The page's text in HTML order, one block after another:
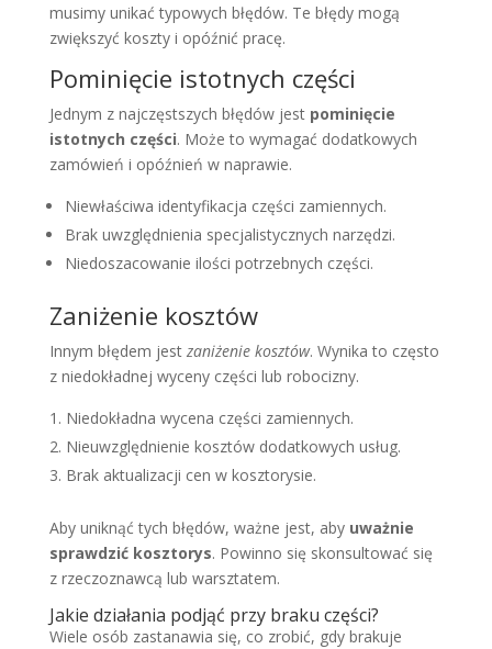
musimy unikać typowych błędów. Te błędy mogą
zwiększyć koszty i opóźnić pracę.
Pominięcie istotnych części
Jednym z najczęstszych błędów jest pominięcie
istotnych części. Może to wymagać dodatkowych
zamówień i opóźnień w naprawie.
Niewłaściwa identyfikacja części zamiennych.
Brak uwzględnienia specjalistycznych narzędzi.
Niedoszacowanie ilości potrzebnych części.
Zaniżenie kosztów
Innym błędem jest zaniżenie kosztów. Wynika to często
z niedokładnej wyceny części lub robocizny.
Niedokładna wycena części zamiennych.
Nieuwzględnienie kosztów dodatkowych usług.
Brak aktualizacji cen w kosztorysie.
Aby uniknąć tych błędów, ważne jest, aby uważnie
sprawdzić kosztorys. Powinno się skonsultować się
z rzeczoznawcą lub warsztatem.
Jakie działania podjąć przy braku części?
Wiele osób zastanawia się, co zrobić, gdy brakuje